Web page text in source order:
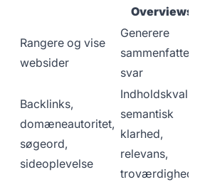
Overviews)
Rangere og vise
websider
Generere
svar
Backlinks,
domæneautoritet,
søgeord,
sideoplevelse
semantisk
klarhed,
relevans,
troværdighed